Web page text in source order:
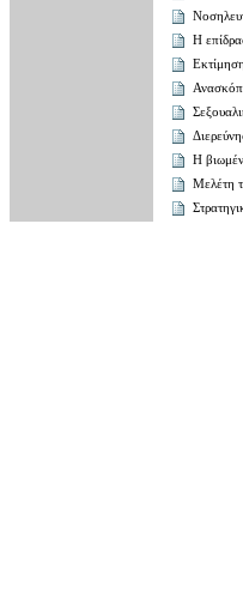
Η
Η
Μελέτη